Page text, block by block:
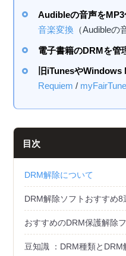
Audibleの音声を
音楽変換 （Audibleの
電子書籍のDRMを管
旧iTunesやWindows
Requiem /
目次
DRM解除について
DRM解除ソフトおすすめ8
おすすめのDRM保護解除
豆知識 ：DRM種類とDRM